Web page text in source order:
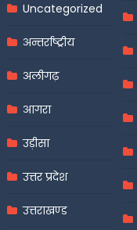
Uncategorized
अन्तर्राष्ट्रीय
अलीगढ़
आगरा
उड़ीसा
उत्तर प्रदेश
उत्तराखण्ड